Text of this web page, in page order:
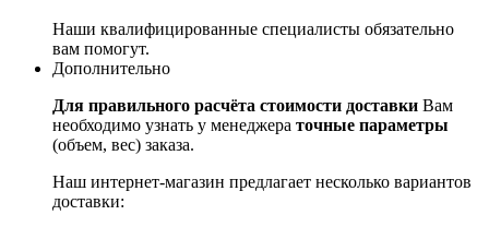
Наши квалифицированные специалисты обязательно
вам помогут.
Дополнительно
Для правильного расчёта стоимости доставки Вам
необходимо узнать у менеджера точные параметры
(объем, вес) заказа.
Наш интернет-магазин предлагает несколько вариантов
доставки: